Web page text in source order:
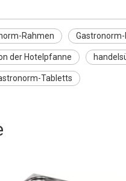
Rahmen
der Hotelpfanne
Tabletts